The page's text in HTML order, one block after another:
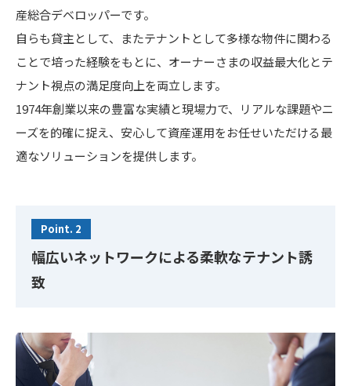
産総合デベロッパーです。
自らも貸主として、またテナントとして多様な物件に関わる
ことで培った経験をもとに、オーナーさまの収益最大化とテ
ナント視点の満足度向上を両立します。
1974年創業以来の豊富な実績と現場力で、リアルな課題やニ
ーズを的確に捉え、安心して資産運用をお任せいただける最
適なソリューションを提供します。
Point. 2
幅広いネットワークによる柔軟なテナント誘
致